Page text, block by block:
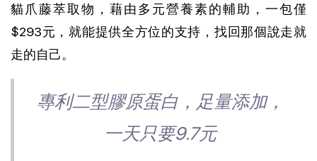
貓爪藤萃取物，藉由多元營養素的輔助，一包僅
$293元，就能提供全方位的支持，找回那個說走就
走的自己。
專利二型膠原蛋白，足量添加，
一天只要9.7元